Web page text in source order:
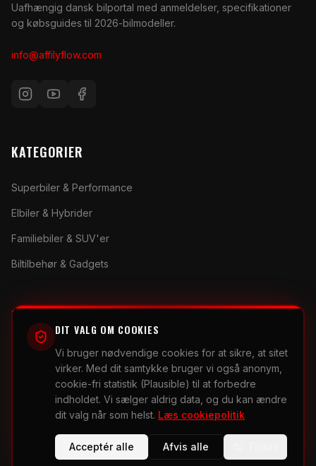
Uafhængig dansk bilportal med anmeldelser, specifikationer
og købsguides til 2026-bilmodeller.
info@affilyflow.com
KATEGORIER
Superbiler & Performance
Elbiler & Hybrider
Familiebiler & SUV'er
Biltilbehør & Gadgets
RESSOURCER
Bil-sammenligner
Køberguides
Sådan tjener vi penge
DIT VALG OM COOKIES
Vi bruger nødvendige cookies for at sikre, at sitet
virker. Med dit samtykke bruger vi også anonym,
cookie-fri statistik (Plausible) til at forbedre
indholdet. Vi sælger aldrig data, og du kan ændre
dit valg når som helst. Læs cookiepolitik
Acceptér alle Afvis alle